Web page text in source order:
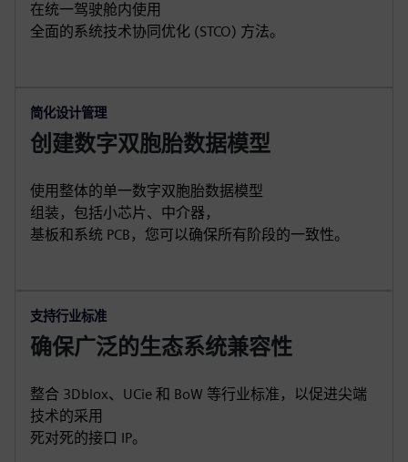
在统一驾驶舱内使用
全面的系统技术协同优化 (STCO) 方法。
简化设计管理
创建数字双胞胎数据模型
使用整体的单一数字双胞胎数据模型
组装，包括小芯片、中介器，
基板和系统 PCB，您可以确保所有阶段的一致性。
支持行业标准
确保广泛的生态系统兼容性
整合 3Dblox、UCie 和 BoW 等行业标准，以促进尖端
技术的采用
死对死的接口 IP。